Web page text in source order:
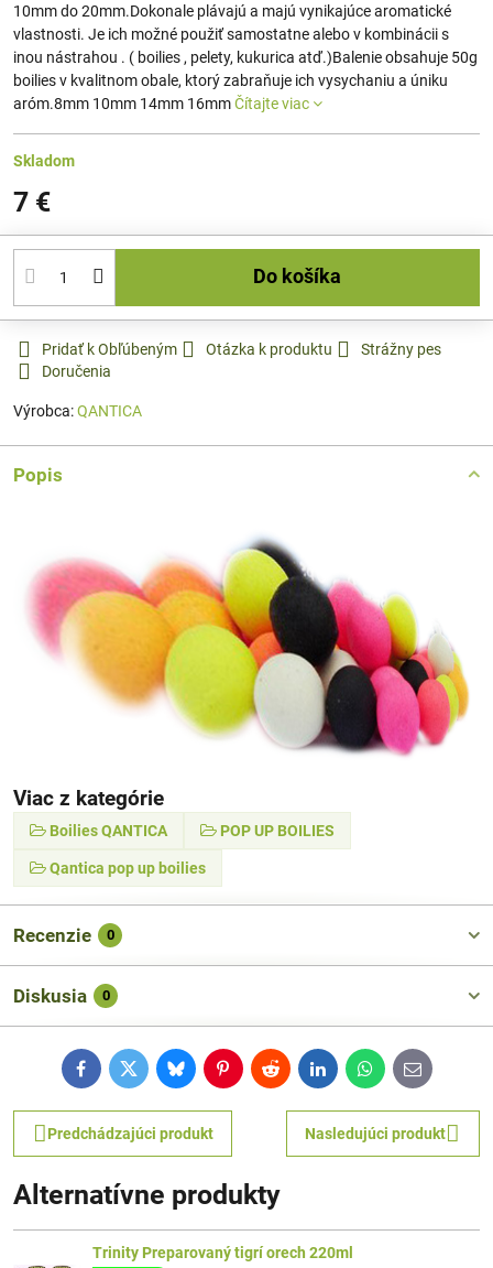
10mm do 20mm.Dokonale plávajú a majú vynikajúce aromatické
vlastnosti. Je ich možné použiť samostatne alebo v kombinácii s
inou nástrahou . ( boilies , pelety, kukurica atď.)Balenie obsahuje 50g
boilies v kvalitnom obale, ktorý zabraňuje ich vysychaniu a úniku
aróm.8mm 10mm 14mm 16mmČítajte viac
Skladom
7 €
Do košíka
Pridať k Obľúbeným Otázka k produktu
Strážny pes
Doručenia
Výrobca:QANTICA
Popis
Viac z kategórie
Boilies QANTICA POP UP BOILIES
Qantica pop up boilies
Recenzie 0
Diskusia 0
FacebookTwitterBlueskyPinterestRedditLinkedInWhatsApp
E-
mail
Predchádzajúci produkt Nasledujúci produkt
Alternatívne produkty
Trinity Preparovaný tigrí orech 220ml